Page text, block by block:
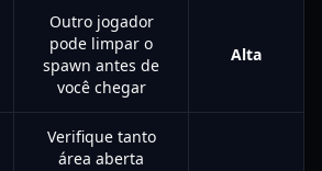
Outro jogador
pode limpar o
spawn antes de
você chegar
Alta
Verifique tanto
área aberta